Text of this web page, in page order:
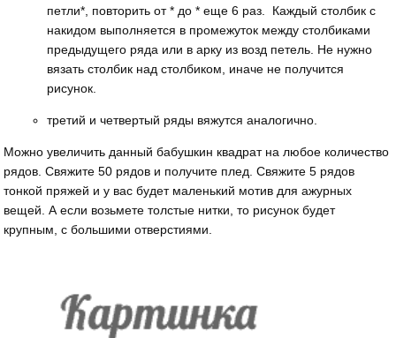
петли*, повторить от * до * еще 6 раз. Каждый столбик с
накидом выполняется в промежуток между столбиками
предыдущего ряда или в арку из возд петель. Не нужно
вязать столбик над столбиком, иначе не получится
рисунок.
третий и четвертый ряды вяжутся аналогично.
Можно увеличить данный бабушкин квадрат на любое количество
рядов. Свяжите 50 рядов и получите плед. Свяжите 5 рядов
тонкой пряжей и у вас будет маленький мотив для ажурных
вещей. А если возьмете толстые нитки, то рисунок будет
крупным, с большими отверстиями.